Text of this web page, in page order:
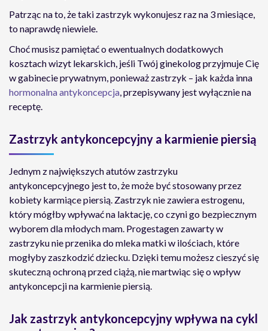
Patrząc na to, że taki zastrzyk wykonujesz raz na 3 miesiące,
to naprawdę niewiele.
Choć musisz pamiętać o ewentualnych dodatkowych
kosztach wizyt lekarskich, jeśli Twój ginekolog przyjmuje Cię
w gabinecie prywatnym, ponieważ zastrzyk – jak każda inna
hormonalna antykoncepcja, przepisywany jest wyłącznie na
receptę.
Zastrzyk antykoncepcyjny a karmienie piersią
Jednym z największych atutów zastrzyku
antykoncepcyjnego jest to, że może być stosowany przez
kobiety karmiące piersią. Zastrzyk nie zawiera estrogenu,
który mógłby wpływać na laktację, co czyni go bezpiecznym
wyborem dla młodych mam. Progestagen zawarty w
zastrzyku nie przenika do mleka matki w ilościach, które
mogłyby zaszkodzić dziecku. Dzięki temu możesz cieszyć się
skuteczną ochroną przed ciążą, nie martwiąc się o wpływ
antykoncepcji na karmienie piersią.
Jak zastrzyk antykoncepcyjny wpływa na cykl